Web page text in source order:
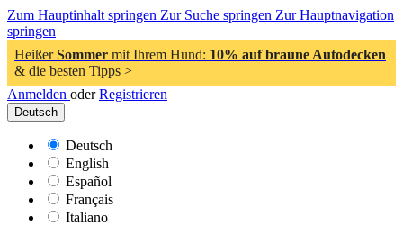
Zum Hauptinhalt springen Zur Suche springen Zur Hauptnavigation
springen
HeißerSommer mit Ihrem Hund: 10% auf braune Autodecken
& die besten Tipps >
Anmelden oder Registrieren
Deutsch
Deutsch
English
Español
Français
Italiano